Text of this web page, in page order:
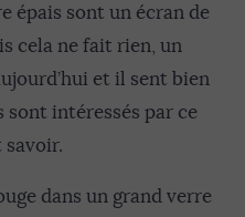
épais sont un écran de
cela ne fait rien, un
et il sent bien
sont intéressés par ce
savoir.
dans un grand verre